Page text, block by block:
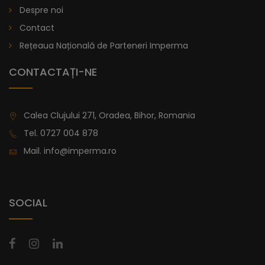
De la 996,47
Despre noi
Contact
Rețeaua Națională de Parteneri Imperma
CONTACTAȚI-NE
Calea Clujului 271, Oradea, Bihor, Romania
Tel. 0727 004 878
Mail. info@imperma.ro
SOCIAL